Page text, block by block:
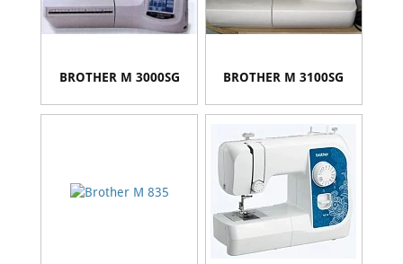
BROTHER M 3000SG BROTHER M 3100SG